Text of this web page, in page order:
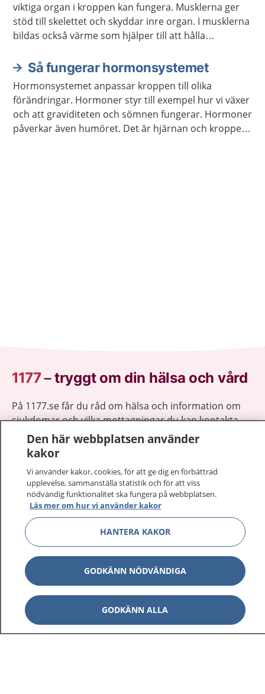
viktiga organ i kroppen kan fungera. Musklerna ger
stöd till skelettet och skyddar inre organ. I musklerna
bildas också värme som hjälper till att hålla
Så fungerar hormonsystemet
Hormonsystemet anpassar kroppen till olika
förändringar. Hormoner styr till exempel hur vi växer
och att graviditeten och sömnen fungerar. Hormoner
påverkar även humöret. Det är hjärnan och kroppen
1177–tryggt om din hälsa och vård
På 1177.se får du råd om hälsa och information om
sjukdomar och vilka mottagningar du kan kontakta.
Logga in för att läsa din journal och göra dina
vårdärenden. Ring telefonnummer 1177 för
1177 ger dig råd när du vill må bättre.
1177 på flera språk
Om 1177 Visa
Kontakt Visa
Den här webbplatsen använder
kakor
Vi använder kakor, cookies, för att ge dig en förbättrad
upplevelse, sammanställa statistik och för att viss
nödvändig funktionalitet ska fungera på webbplatsen.
Läs mer om hur vi använder kakor
HANTERA KAKOR
GODKÄNN NÖDVÄNDIGA
GODKÄNN ALLA